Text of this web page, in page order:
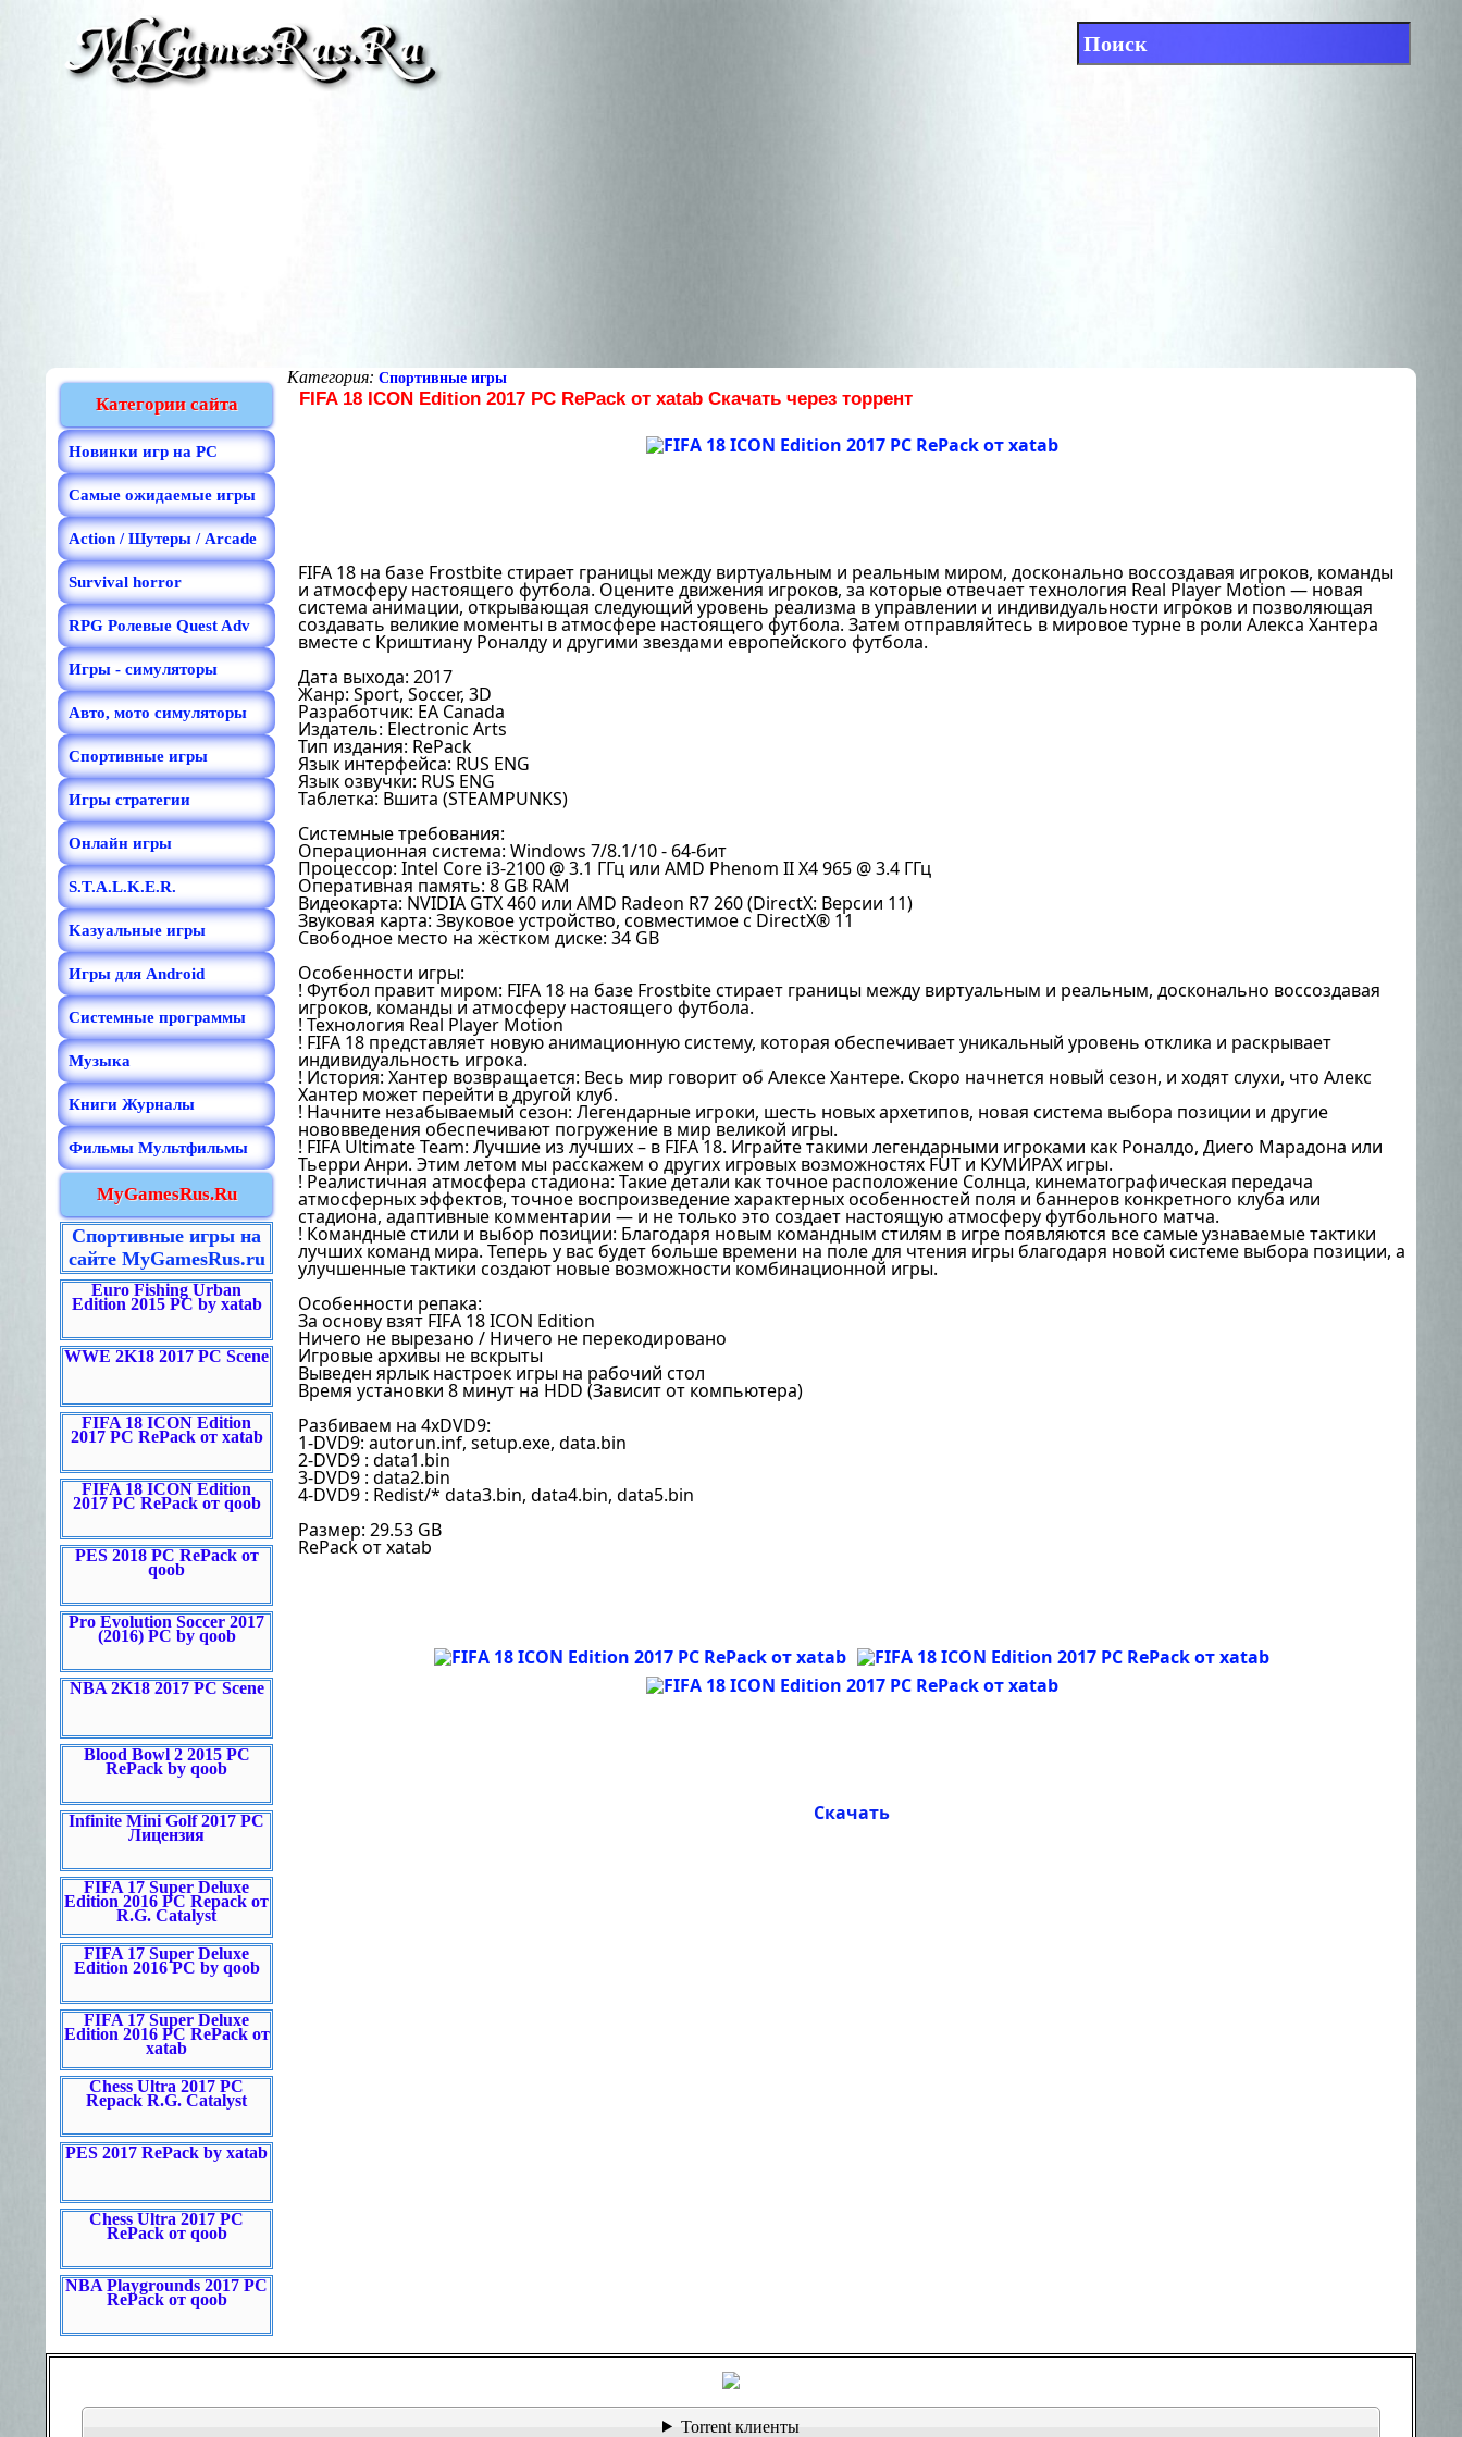
Категории сайта
Новинки игр на PC
Самые ожидаемые игры
Action / Шутеры / Arcade
Survival horror
RPG Ролевые Quest Adv
Игры - симуляторы
Авто, мото симуляторы
Спортивные игры
Игры стратегии
Онлайн игры
S.T.A.L.K.E.R.
Kазуальные игры
Игры для Android
Системные программы
Музыка
Книги Журналы
Фильмы Мультфильмы
MyGamesRus.Ru
Спортивные игры на
сайте MyGamesRus.ru
Euro Fishing Urban
Edition 2015 PC by xatab
WWE 2K18 2017 PC Scene
FIFA 18 ICON Edition
2017 PC RePack от xatab
FIFA 18 ICON Edition
2017 PC RePack от qoob
PES 2018 PC RePack от
qoob
Pro Evolution Soccer 2017
(2016) PC by qoob
NBA 2K18 2017 PC Scene
Blood Bowl 2 2015 PC
RePack by qoob
Infinite Mini Golf 2017 PC
Лицензия
FIFA 17 Super Deluxe
Edition 2016 PC Repack от
R.G. Catalyst
FIFA 17 Super Deluxe
Edition 2016 PC by qoob
FIFA 17 Super Deluxe
Edition 2016 PC RePack от
xatab
Chess Ultra 2017 PC
Repack R.G. Catalyst
PES 2017 RePack by xatab
Chess Ultra 2017 PC
RePack от qoob
NBA Playgrounds 2017 PC
RePack от qoob
Категория: Спортивные игры
FIFA 18 ICON Edition 2017 PC RePack от xatab Скачать через торрент
FIFA 18 на базе Frostbite стирает границы между виртуальным и реальным миром, досконально воссоздавая игроков, команды
и атмосферу настоящего футбола. Оцените движения игроков, за которые отвечает технология Real Player Motion — новая
система анимации, открывающая следующий уровень реализма в управлении и индивидуальности игроков и позволяющая
создавать великие моменты в атмосфере настоящего футбола. Затем отправляйтесь в мировое турне в роли Алекса Хантера
вместе с Криштиану Роналду и другими звездами европейского футбола.
Дата выхода: 2017
Жанр: Sport, Soccer, 3D
Разработчик: EA Canada
Издатель: Electronic Arts
Тип издания: RePack
Язык интерфейса: RUS ENG
Язык озвучки: RUS ENG
Таблетка: Вшита (STEAMPUNKS)
Системные требования:
Операционная система: Windows 7/8.1/10 - 64-бит
Процессор: Intel Core i3-2100 @ 3.1 ГГц или AMD Phenom II X4 965 @ 3.4 ГГц
Оперативная память: 8 GB RAM
Видеокарта: NVIDIA GTX 460 или AMD Radeon R7 260 (DirectX: Версии 11)
Звуковая карта: Звуковое устройство, совместимое с DirectX® 11
Свободное место на жёстком диске: 34 GB
Особенности игры:
! Футбол правит миром: FIFA 18 на базе Frostbite стирает границы между виртуальным и реальным, досконально воссоздавая
игроков, команды и атмосферу настоящего футбола.
! Технология Real Player Motion
! FIFA 18 представляет новую анимационную систему, которая обеспечивает уникальный уровень отклика и раскрывает
индивидуальность игрока.
! История: Хантер возвращается: Весь мир говорит об Алексе Хантере. Скоро начнется новый сезон, и ходят слухи, что Алекс
Хантер может перейти в другой клуб.
! Начните незабываемый сезон: Легендарные игроки, шесть новых архетипов, новая система выбора позиции и другие
нововведения обеспечивают погружение в мир великой игры.
! FIFA Ultimate Team: Лучшие из лучших – в FIFA 18. Играйте такими легендарными игроками как Роналдо, Диего Марадона или
Тьерри Анри. Этим летом мы расскажем о других игровых возможностях FUT и КУМИРАХ игры.
! Реалистичная атмосфера стадиона: Такие детали как точное расположение Cолнца, кинематографическая передача
атмосферных эффектов, точное воспроизведение характерных особенностей поля и баннеров конкретного клуба или
стадиона, адаптивные комментарии — и не только это создает настоящую атмосферу футбольного матча.
! Командные стили и выбор позиции: Благодаря новым командным стилям в игре появляются все самые узнаваемые тактики
лучших команд мира. Теперь у вас будет больше времени на поле для чтения игры благодаря новой системе выбора позиции, а
улучшенные тактики создают новые возможности комбинационной игры.
Особенности репака:
За основу взят FIFA 18 ICON Edition
Ничего не вырезано / Ничего не перекодировано
Игровые архивы не вскрыты
Выведен ярлык настроек игры на рабочий стол
Время установки 8 минут на HDD (Зависит от компьютера)
Разбиваем на 4xDVD9:
1-DVD9: autorun.inf, setup.exe, data.bin
2-DVD9 : data1.bin
3-DVD9 : data2.bin
4-DVD9 : Redist/* data3.bin, data4.bin, data5.bin
Размер: 29.53 GB
RePack от xatab
Скачать
Torrent клиенты